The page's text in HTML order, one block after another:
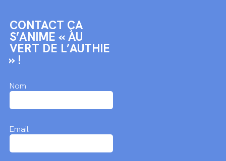
CONTACT ÇA
S’ANIME « AU
VERT DE L’AUTHIE
» !
Nom
Email